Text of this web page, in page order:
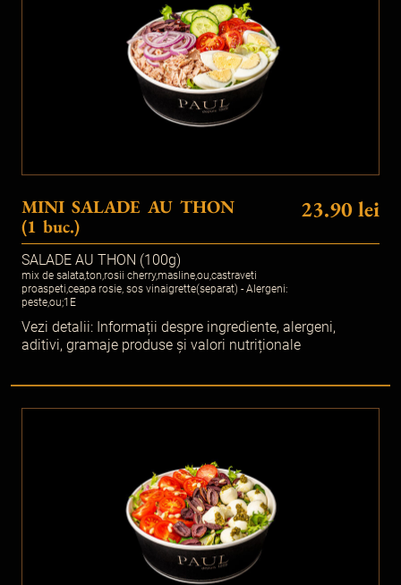
23.90 lei
MINI SALADE AU THON
(1 buc.)
SALADE AU THON (100g)
mix de salata,ton,rosii cherry,masline,ou,castraveti
proaspeti,ceapa rosie, sos vinaigrette(separat) - Alergeni:
peste,ou;1E
Vezi detalii: Informații despre ingrediente, alergeni,
aditivi, gramaje produse și valori nutriționale